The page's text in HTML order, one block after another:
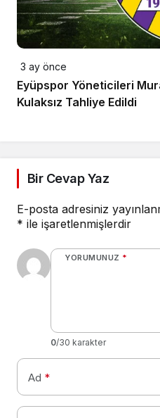
3 ay önce
Eyüpspor Yöneticileri
Kulaksız Tahliye Edildi
Bir Cevap Yaz
E-posta adresiniz
* ile işaretlenmişlerdir
YORUMUNUZ *
0/30 karakter
Ad *